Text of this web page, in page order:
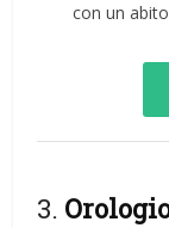
con un
3.